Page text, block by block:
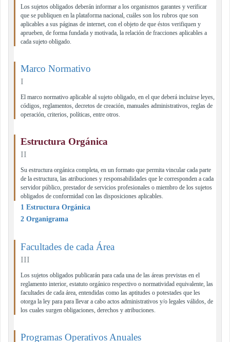
Los sujetos obligados deberán informar a los organismos garantes y verificar
que se publiquen en la plataforma nacional, cuáles son los rubros que son
aplicables a sus páginas de internet, con el objeto de que éstos verifiquen y
aprueben, de forma fundada y motivada, la relación de fracciones aplicables a
cada sujeto obligado.
Marco Normativo
I
El marco normativo aplicable al sujeto obligado, en el que deberá incluirse leyes,
códigos, reglamentos, decretos de creación, manuales administrativos, reglas de
operación, criterios, políticas, entre otros.
Estructura Orgánica
II
Su estructura orgánica completa, en un formato que permita vincular cada parte
de la estructura, las atribuciones y responsabilidades que le corresponden a cada
servidor público, prestador de servicios profesionales o miembro de los sujetos
obligados de conformidad con las disposiciones aplicables.
1 Estructura Orgánica
2 Organigrama
Facultades de cada Área
III
Los sujetos obligados publicarán para cada una de las áreas previstas en el
reglamento interior, estatuto orgánico respectivo o normatividad equivalente, las
facultades de cada área, entendidas como las aptitudes o potestades que les
otorga la ley para para llevar a cabo actos administrativos y/o legales válidos, de
los cuales surgen obligaciones, derechos y atribuciones.
Programas Operativos Anuales